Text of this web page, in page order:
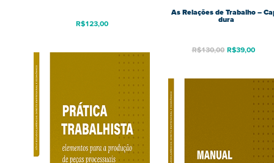
R$123,00
As Relações de Trabalho –
dura
R$130,00 R$39,00